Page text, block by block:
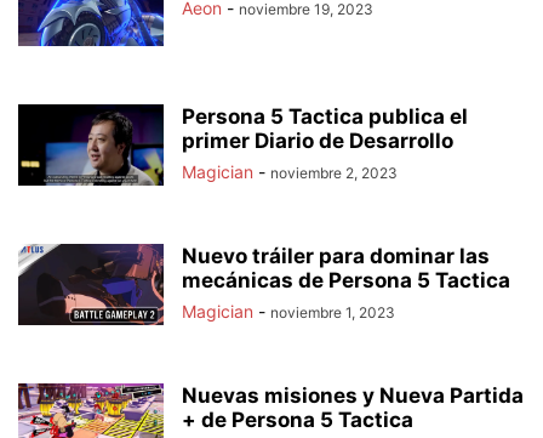
Aeon - noviembre 19, 2023
Persona 5 Tactica publica el
primer Diario de Desarrollo
Magician - noviembre 2, 2023
Nuevo tráiler para dominar las
mecánicas de Persona 5 Tactica
Magician - noviembre 1, 2023
Nuevas misiones y Nueva Partida
+ de Persona 5 Tactica